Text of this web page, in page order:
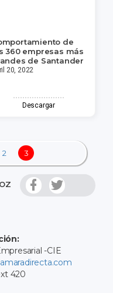
de
360 empresas más
de Santander
20, 2022
Descargar
2 3
-CIE
420